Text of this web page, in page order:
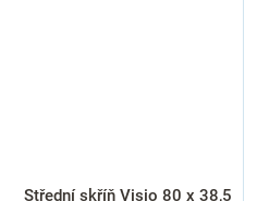
Střední skříň Visio 80 x 38,5